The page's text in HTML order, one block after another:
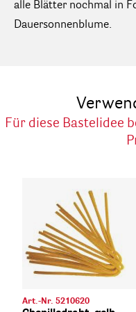
alle Blätter nochmal in
Dauersonnenblume.
Für diese Bastelidee
Art.-Nr. 5210620